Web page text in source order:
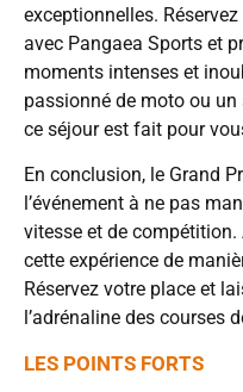
exceptionnelles.
avec Pangaea Sports et
moments intenses et
passionné de moto ou
ce séjour est fait pour
En conclusion, le Grand
l’événement à ne pas
vitesse et de compétition.
cette expérience de
Réservez votre place et
l’adrénaline des courses
LES POINTS FORTS